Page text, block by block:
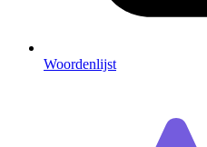
Woordenlijst